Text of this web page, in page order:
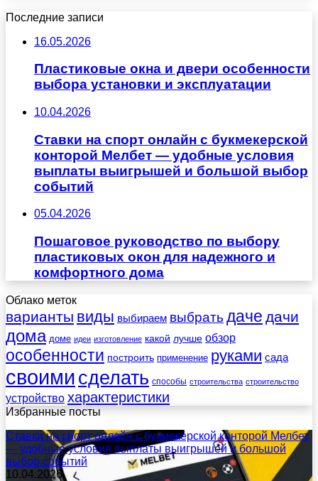
Последние записи
16.05.2026
Пластиковые окна и двери особенности
выбора установки и эксплуатации
10.04.2026
Ставки на спорт онлайн с букмекерской
конторой Мелбет — удобные условия
выплаты выигрышей и большой выбор
событий
05.04.2026
Пошаговое руководство по выбору
пластиковых окон для надежного и
комфортного дома
Облако меток
варианты виды выбираем выбрать даче дачи
дома доме идеи изготовление какой лучше обзор
особенности построить применение руками сада
своими сделать способы строительства строительство
устройство характеристики
Избранные посты
Ставки на спорт онлайн с букмекерской конторой Мелбет
— удобные условия выплаты выигрышей и большой
выбор событий
10.04.2026